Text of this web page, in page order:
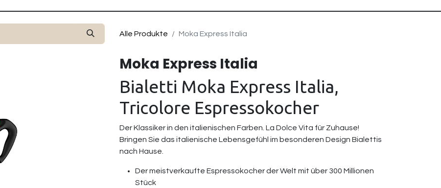
Alle Produkte Moka Express Italia
Moka Express Italia
Bialetti Moka Express Italia,
Tricolore Espressokocher
Der Klassiker in den italienischen Farben. La Dolce Vita für Zuhause!
Bringen Sie das italienische Lebensgefühl im besonderen Design Bialettis
nach Hause.
Der meistverkaufte Espressokocher der Welt mit über 300 Millionen
Stück